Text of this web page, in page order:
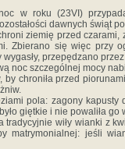
w roku (23VI)
dawnych świąt
ziemię przed czarami,
Zbierano się więc przy
wygasły, przepędzano
szczególnej mocy
by chroniła przed
pola: zagony kapusty
giętkie i nie powaliła
wiły wianki z
matrymonialnej: jeśli